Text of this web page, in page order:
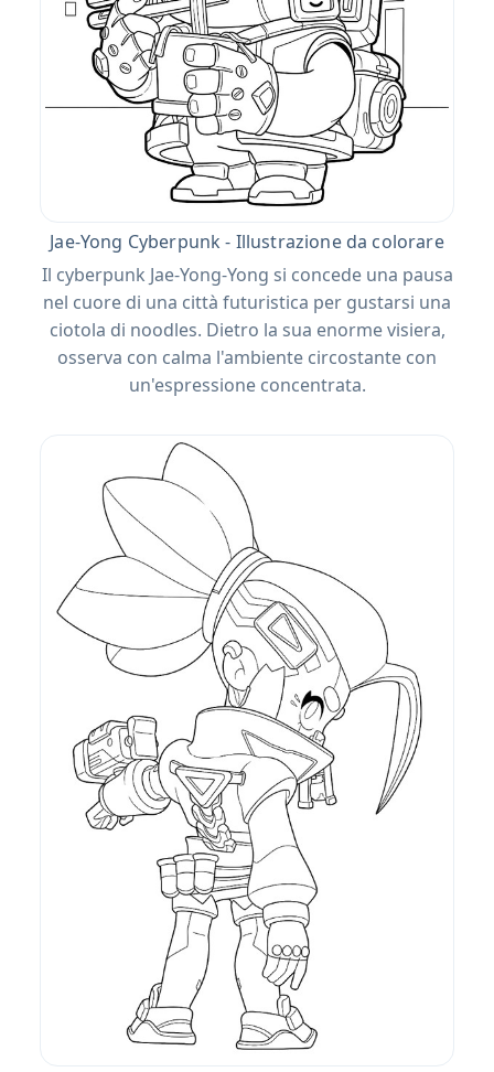
Jae-Yong Cyberpunk - Illustrazione da colorare
Il cyberpunk Jae-Yong-Yong si concede una pausa
nel cuore di una città futuristica per gustarsi una
ciotola di noodles. Dietro la sua enorme visiera,
osserva con calma l'ambiente circostante con
un'espressione concentrata.